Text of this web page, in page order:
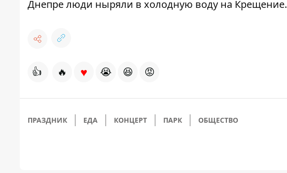
Днепре люди ныряли в холодную воду на Крещение.
👍 🔥 ♥ 😭 😆 😡
ПРАЗДНИК ЕДА КОНЦЕРТ ПАРК ОБЩЕСТВО